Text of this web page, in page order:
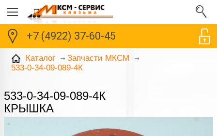
+7 (4922) 37-60-45
Каталог
Запчасти МКСМ
533-0-34-09-089-4К
533-0-34-09-089-4К
КРЫШКА